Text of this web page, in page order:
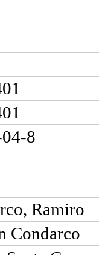
8
Ramiro
Condarco